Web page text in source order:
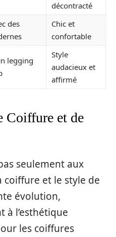
décontracté
des
Chic et
confortable
legging
Style
audacieux et
affirmé
Coiffure et de
seulement aux
coiffure et le style de
évolution,
à l’esthétique
les coiffures